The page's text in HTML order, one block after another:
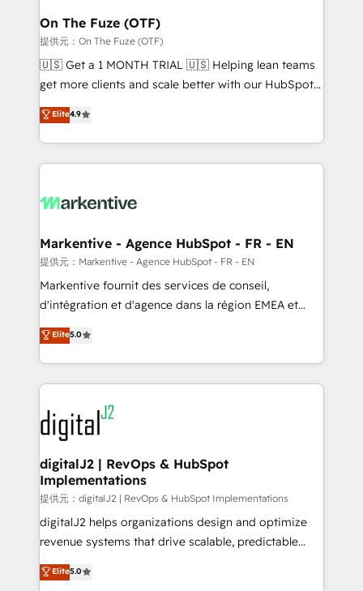
🎯Demand Gen & ABM: Drive pipeline with inbound,
ABM, AEO, SEO, & paid media. 👩‍💻Web Design:
Build high-performing websites with UX, messaging,
& conversion strategy that drive results. 🤖AI
AI, & maximize AEO with tailored AI services. 🧩
Integrations: Extend HubSpot with custom
On The Fuze (OTF)
提供元：On The Fuze (OTF)
🇺🇸 Get a 1 MONTH TRIAL 🇺🇸 Helping lean teams
get more clients and scale better with our HubSpot
Consulting & 'Done For You' Services. 🚀 Who We
Work With 🚀 We help lean, growing companies: -
Win more business - Reduce no-shows - Improve
lead & deal conversion rates - Scale with less
What do you get? 🤓 Our client's are too busy to
Personal Consultant + Tech Team to handle the
heavy lifting of mapping out AND building your ideal
system. + Get best practices and 'don't know what
you don't know' recommendations to maximize
6,500+ Partners) and was named 2023 HubSpot
Partner of the Year 💥 Trusted by 2,500+ companies
www.onthefuze.com/hubspot-admin Contact us to
learn more!
Elite4.9
Markentive - Agence HubSpot - FR - EN
提供元：Markentive - Agence HubSpot - FR - EN
Markentive fournit des services de conseil,
d'intégration et d'agence dans la région EMEA et
North America. Avec plus de 115 experts en
marketing automation, Growth, Revops, CRM et
webdesign. Markentive is both a consulting firm, a
digital agency and an integrator. With over 115
experts in marketing automation, growth, revops,
CRM and webdesign (We focus on EMEA - USA
customers).
Elite5.0
digitalJ2 | RevOps & HubSpot
Implementations
提供元：digitalJ2 | RevOps & HubSpot Implementations
digitalJ2 helps organizations design and optimize
revenue systems that drive scalable, predictable
growth. As a triple-accredited HubSpot Solutions
Partner, we specialize in both strategic RevOps
Elite5.0